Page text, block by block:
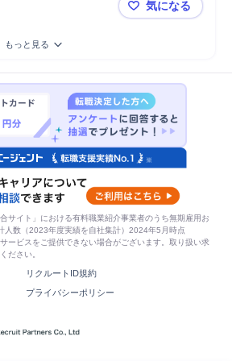
外部折衝
年収最大
気になる
もっと見る
サイト」における有料職業紹介事業者のうち無期雇用お
人数（2023年度実績を自社集計）2024年5月時点
ービスをご提供できない場合がございます。取り扱い求
ださい。
リクルートID規約
プライバシーポリシー